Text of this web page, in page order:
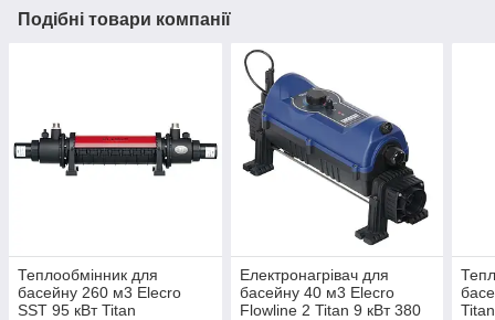
Подібні товари компанії
Теплообмінник для
басейну 260 м3 Elecro
SST 95 кВт Titan
Електронагрівач для
басейну 40 м3 Elecro
Flowline 2 Titan 9 кВт 380
Titan